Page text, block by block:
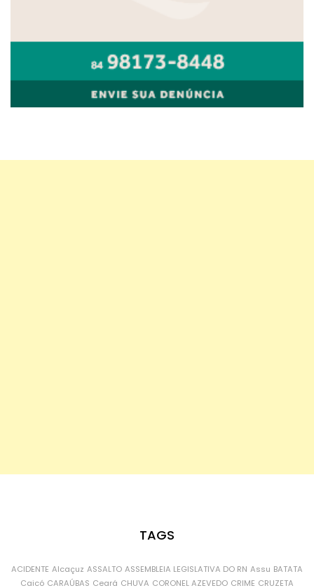
TAGS
ACIDENTE Alcaçuz ASSALTO ASSEMBLEIA LEGISLATIVA DO RN Assu BATATA
Caicó CARAÚBAS Ceará CHUVA CORONEL AZEVEDO CRIME CRUZETA